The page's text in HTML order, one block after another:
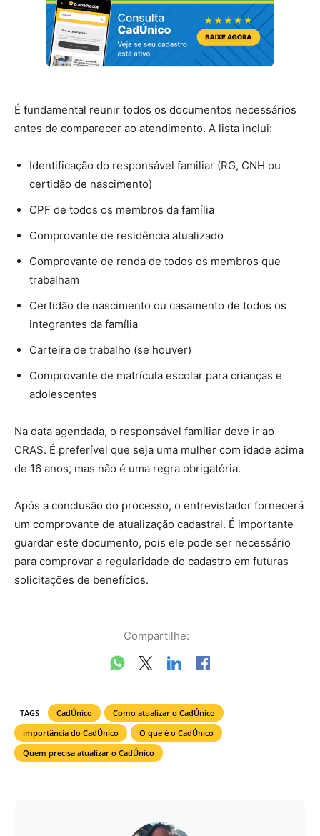
É fundamental reunir todos os documentos necessários
antes de comparecer ao atendimento. A lista inclui:
Identificação do responsável familiar (RG, CNH ou
certidão de nascimento)
CPF de todos os membros da família
Comprovante de residência atualizado
Comprovante de renda de todos os membros que
trabalham
Certidão de nascimento ou casamento de todos os
integrantes da família
Carteira de trabalho (se houver)
Comprovante de matrícula escolar para crianças e
adolescentes
Na data agendada, o responsável familiar deve ir ao
CRAS. É preferível que seja uma mulher com idade acima
de 16 anos, mas não é uma regra obrigatória.
Após a conclusão do processo, o entrevistador fornecerá
um comprovante de atualização cadastral. É importante
guardar este documento, pois ele pode ser necessário
para comprovar a regularidade do cadastro em futuras
solicitações de benefícios.
Compartilhe:
TAGS CadÚnico
Como atualizar o CadÚnico
importância do CadÚnico
O que é o CadÚnico
Quem precisa atualizar o CadÚnico